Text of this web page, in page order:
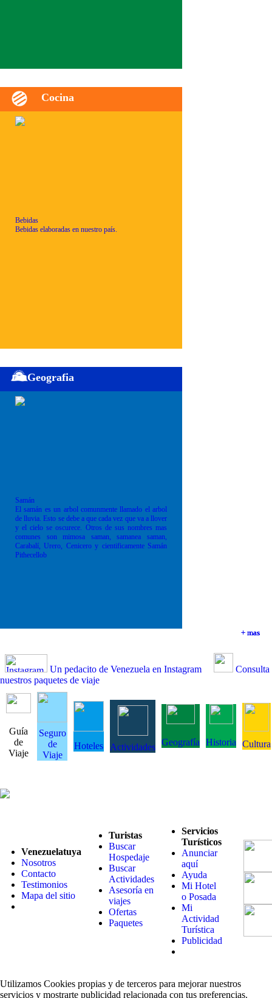
+ mas
+ mas
Cocina
Bebidas
Bebidas elaboradas en nuestro país.
+ mas
Geografia
Samán
El samán es un arbol comunmente llamado el arbol
de lluvia. Esto se debe a que cada vez que va a llover
y el cielo se oscurece. Otros de sus nombres mas
comunes son mimosa saman, samanea saman,
Carabalí, Urero, Cenicero y cientificamente Samán
Pithecellob
+ mas
Un pedacito de Venezuela en Instagram
Consulta
nuestros paquetes de viaje
Guía
de
Viaje
Seguro
de
Viaje
Hoteles Actividades Geografía Historia Cultura
Venezuelatuya
Nosotros
Contacto
Testimonios
Mapa del sitio
Turistas
Buscar
Hospedaje
Buscar
Actividades
Asesoría en
viajes
Ofertas
Paquetes
Servicios
Turísticos
Anunciar
aquí
Ayuda
Mi Hotel
o Posada
Mi
Actividad
Turística
Publicidad
Utilizamos Cookies propias y de terceros para mejorar nuestros
servicios y mostrarte publicidad relacionada con tus preferencias.